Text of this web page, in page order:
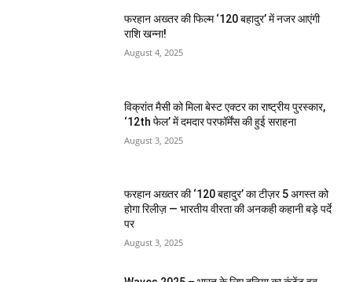
फरहान अख्तर की फिल्म ‘120 बहादुर’ में नजर आएंगी
राशि खन्ना!
August 4, 2025
विक्रांत मैसी को मिला बेस्ट एक्टर का राष्ट्रीय पुरस्कार,
‘12th फेल’ में दमदार परफॉर्मेंस की हुई सराहना
August 3, 2025
फरहान अख्तर की ‘120 बहादुर’ का टीज़र 5 अगस्त को
होगा रिलीज़ — भारतीय वीरता की अनकही कहानी बड़े पर्दे
पर
August 3, 2025